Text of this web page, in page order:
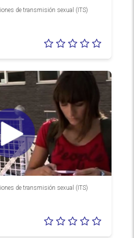
de transmisión sexual (ITS)
de transmisión sexual (ITS)